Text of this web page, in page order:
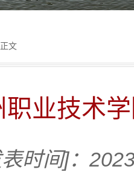
文
业技术
时间]：